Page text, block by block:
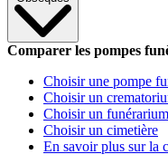
Comparer les pompes
Choisir une pompe
Choisir un
Choisir un funérarium
Choisir un cimetière
En savoir plus sur la